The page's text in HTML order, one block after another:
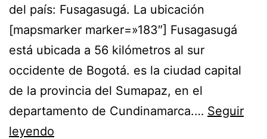
del país: Fusagasugá. La ubicación
[mapsmarker marker=»183″] Fusagasugá
está ubicada a 56 kilómetros al sur
occidente de Bogotá. es la ciudad capital
de la provincia del Sumapaz, en el
departamento de Cundinamarca.… Seguir
leyendo